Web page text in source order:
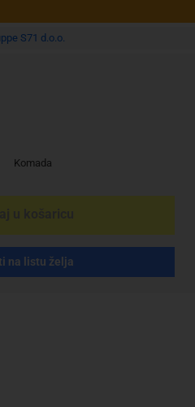
S71 d.o.o.
Komada
na listu želja